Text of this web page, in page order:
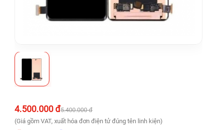
4.500.000 đ5.400.000 đ
(Giá gồm VAT, xuất hóa đơn điện tử đúng tên linh kiện)